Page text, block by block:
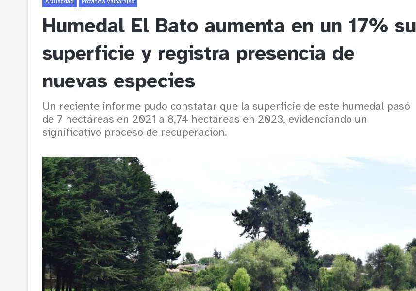
Actualidad Provincia Valparaíso
Humedal El Bato aumenta en un 17% su
superficie y registra presencia de
nuevas especies
Un reciente informe pudo constatar que la superficie de este humedal pasó
de 7 hectáreas en 2021 a 8,74 hectáreas en 2023, evidenciando un
significativo proceso de recuperación.